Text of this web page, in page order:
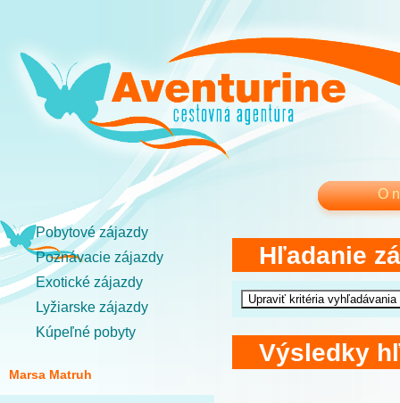
O
Pobytové zájazdy
Poznávacie zájazdy
Exotické zájazdy
Lyžiarske zájazdy
Kúpeľné pobyty
Marsa Matruh
Hľadanie
Výsledky